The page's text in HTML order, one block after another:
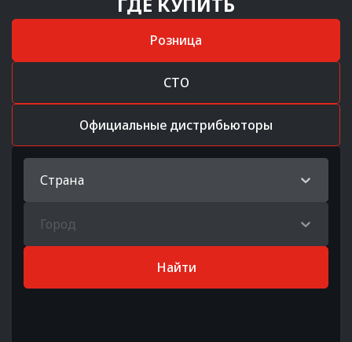
Розница
СТО
Официальные дистрибьюторы
Страна
Город
Найти